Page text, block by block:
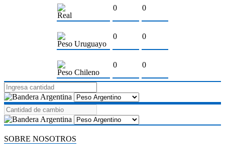
Real
0 0
Peso Uruguayo
0 0
Peso Chileno
0 0
SOBRE NOSOTROS